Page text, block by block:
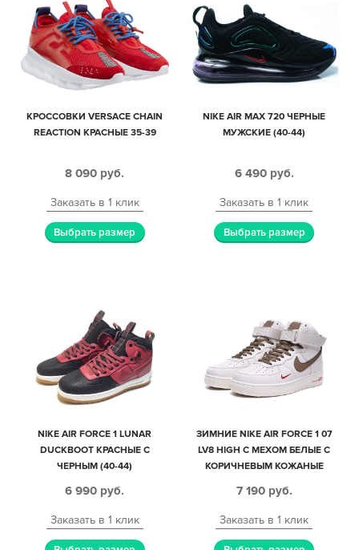
КРОССОВКИ VERSACE CHAIN
REACTION КРАСНЫЕ 35-39
8 090 руб.
Заказать в 1 клик
Выбрать размер
NIKE AIR MAX 720 ЧЕРНЫЕ
МУЖСКИЕ (40-44)
6 490 руб.
Заказать в 1 клик
Выбрать размер
NIKE AIR FORCE 1 LUNAR
DUCKBOOT КРАСНЫЕ С
ЧЕРНЫМ (40-44)
6 990 руб.
Заказать в 1 клик
ЗИМНИЕ NIKE AIR FORCE 1 07
LV8 HIGH С МЕХОМ БЕЛЫЕ С
КОРИЧНЕВЫМ КОЖАНЫЕ
7 190 руб.
Заказать в 1 клик